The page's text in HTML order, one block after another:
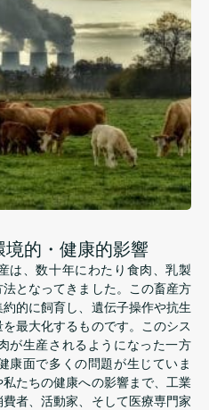
的・健康的影響
は、数十年にわたり食肉、乳製
となってきました。この畜産方
的に飼育し、遺伝子操作や抗生
最大化するものです。このシス
が生産されるようになった一方
康面で多くの問題が生じていま
たちの健康への影響まで、工業
者、活動家、そして医療専門家